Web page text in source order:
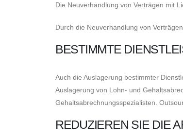
Die Neuverhandlung von Verträgen mit
Durch die Neuverhandlung von
BESTIMMTE
Auch die Auslagerung bestimmter
Auslagerung von Lohn- und
Gehaltsabrechnungsspezialisten.
REDUZIEREN SIE DIE